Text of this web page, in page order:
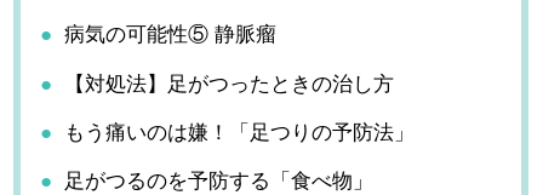
病気の可能性⑤ 静脈瘤
【対処法】足がつったときの治し方
もう痛いのは嫌！「足つりの予防法」
足がつるのを予防する「食べ物」